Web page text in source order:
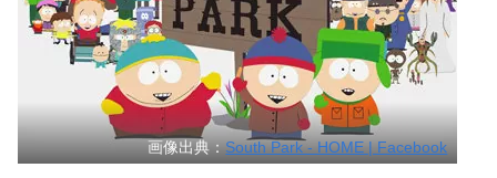
画像出典：South Park - HOME | Facebook